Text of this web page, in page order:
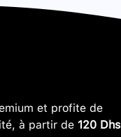
et profite de
à partir de 120 Dhs